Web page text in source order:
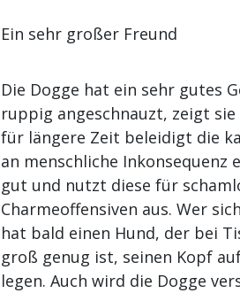
Ein sehr großer Freund
Die Dogge hat ein sehr gutes
ruppig angeschnauzt, zeigt sie
für längere Zeit beleidigt die
an menschliche Inkonsequenz
gut und nutzt diese für
Charmeoffensiven aus. Wer
hat bald einen Hund, der bei
groß genug ist, seinen Kopf
legen. Auch wird die Dogge